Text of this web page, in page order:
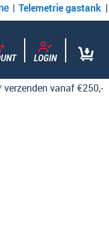
Telemetrie gastank
LOGIN
verzenden vanaf €250,-